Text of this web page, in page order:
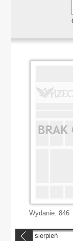
Wydanie: 846
sierpień